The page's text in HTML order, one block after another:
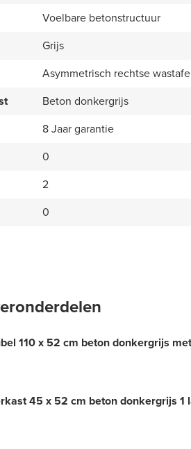
Voelbare betonstructuur
Grijs
Asymmetrisch rechtse
Beton donkergrijs
8 Jaar garantie
0
2
0
110 x 52 cm beton donkergrijs
45 x 52 cm beton donkergrijs 1